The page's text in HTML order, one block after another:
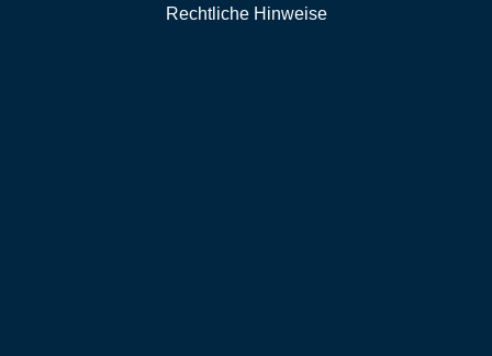
Rechtliche Hinweise